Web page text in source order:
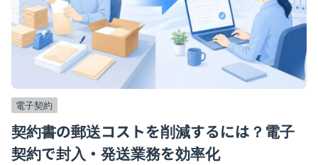
電子契約
契約書の郵送コストを削減するには？電子
契約で封入・発送業務を効率化